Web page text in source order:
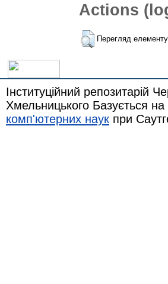
Actions
Перегляд елементу
Інституційний репозитарій
Хмельницького Базується на
комп'ютерних наук при